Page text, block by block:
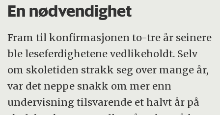
En nødvendighet
Fram til konfirmasjonen to-tre år seinere
ble leseferdighetene vedlikeholdt. Selv
om skoletiden strakk seg over mange år,
var det neppe snakk om mer enn
undervisning tilsvarende et halvt år på